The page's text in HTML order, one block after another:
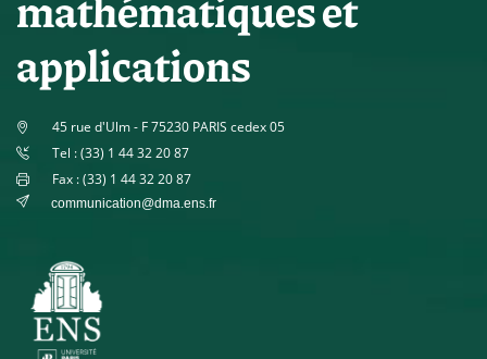
applications
45 rue d'Ulm - F 75230 PARIS cedex 05
Tel : (33) 1 44 32 20 87
Fax : (33) 1 44 32 20 87
communication@dma.ens.fr